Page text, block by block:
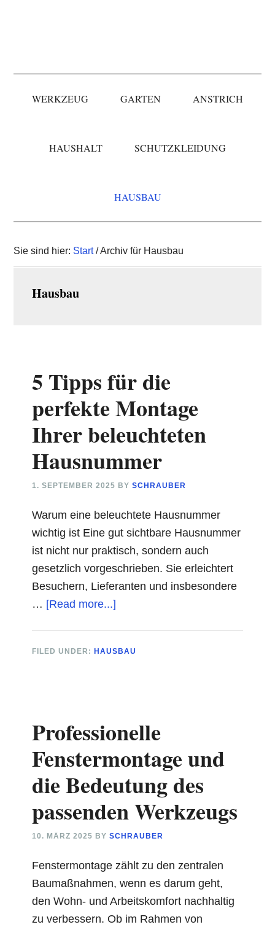
WERKZEUG GARTEN ANSTRICH
HAUSHALT SCHUTZKLEIDUNG
HAUSBAU
Sie sind hier: Start/ Archiv für Hausbau
Hausbau
5 Tipps für die
perfekte Montage
Ihrer beleuchteten
Hausnummer
1. SEPTEMBER 2025 BYSCHRAUBER
Warum eine beleuchtete Hausnummer
wichtig ist Eine gut sichtbare Hausnummer
ist nicht nur praktisch, sondern auch
gesetzlich vorgeschrieben. Sie erleichtert
Besuchern, Lieferanten und insbesondere
… [Read more...]
für
Ihrer
Hausnummer
FILED UNDER: HAUSBAU
Professionelle
Fenstermontage und
die Bedeutung des
passenden Werkzeugs
10. MÄRZ 2025 BYSCHRAUBER
Fenstermontage zählt zu den zentralen
Baumaßnahmen, wenn es darum geht,
den Wohn- und Arbeitskomfort nachhaltig
zu verbessern. Ob im Rahmen von